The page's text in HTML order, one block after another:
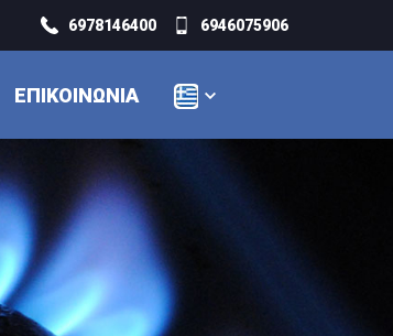
6978146400 6946075906
ΕΠΙΚΟΙΝΩΝΊΑ